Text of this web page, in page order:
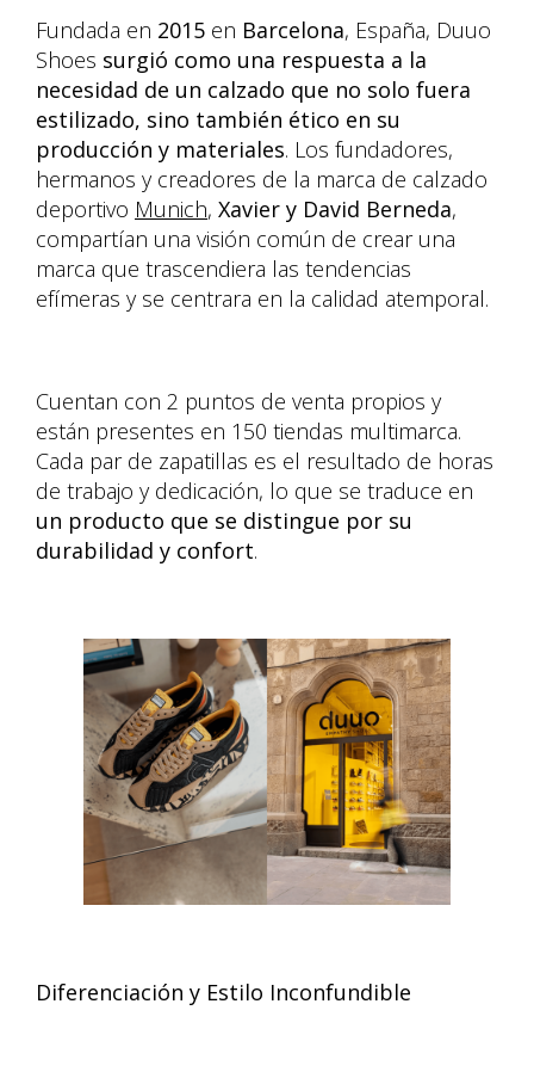
Fundada en 2015 en Barcelona, España, Duuo
Shoes surgió como una respuesta a la
necesidad de un calzado que no solo fuera
estilizado, sino también ético en su
producción y materiales. Los fundadores,
hermanos y creadores de la marca de calzado
deportivo Munich, Xavier y David Berneda,
compartían una visión común de crear una
marca que trascendiera las tendencias
efímeras y se centrara en la calidad atemporal.
Cuentan con 2 puntos de venta propios y
están presentes en 150 tiendas multimarca.
Cada par de zapatillas es el resultado de horas
de trabajo y dedicación, lo que se traduce en
un producto que se distingue por su
durabilidad y confort.
Diferenciación y Estilo Inconfundible